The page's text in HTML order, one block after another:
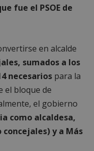
fue el PSOE de
en alcalde
sumados a los
necesarios para la
el bloque de
el gobierno
como alcaldesa,
y a Más